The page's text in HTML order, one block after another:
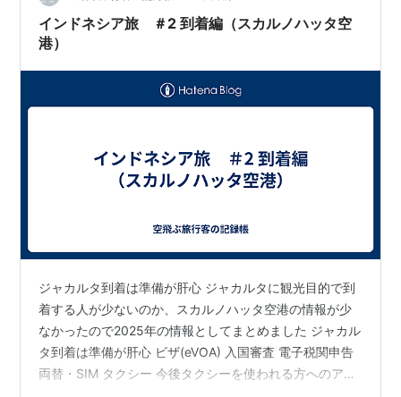
インドネシア旅 ＃2 到着編（スカルノハッタ空
港）
ジャカルタ到着は準備が肝心 ジャカルタに観光目的で到
着する人が少ないのか、スカルノハッタ空港の情報が少
なかったので2025年の情報としてまとめました ジャカル
タ到着は準備が肝心 ビザ(eVOA) 入国審査 電子税関申告
両替・SIM タクシー 今後タクシーを使われる方へのアド